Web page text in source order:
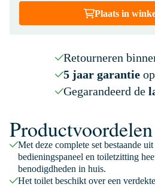
Plaats in
Retourneren
5 jaar garantie
Gegarandeerd de
Productvoordelen
Met deze complete set bestaande
bedieningspaneel en toiletzitting
benodigdheden in huis.
Het toilet beschikt over een